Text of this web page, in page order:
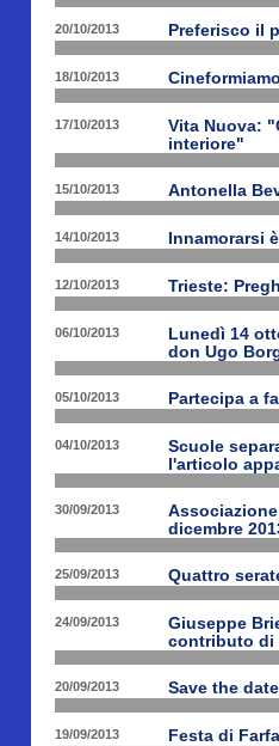
20/10/2013 Preferisco il
18/10/2013
17/10/2013
Vita Nuova:
interiore"
15/10/2013 Antonella
14/10/2013 Innamorarsi
12/10/2013 Trieste:
06/10/2013
Lunedì 14
don Ugo
05/10/2013 Partecipa a
04/10/2013
Scuole
l'articolo
30/09/2013
dicembre
25/09/2013 Quattro
24/09/2013
Giuseppe
contributo di
20/09/2013 Save the
19/09/2013 Festa di